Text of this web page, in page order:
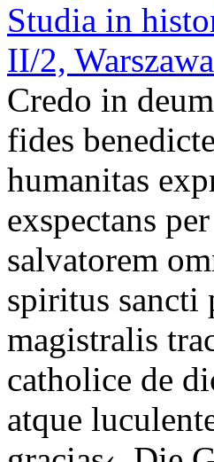
Studia in
II/2,
Credo in
fides
humanitas
exspectans
salvatorem
spiritus sancti
magistralis
catholice de
atque